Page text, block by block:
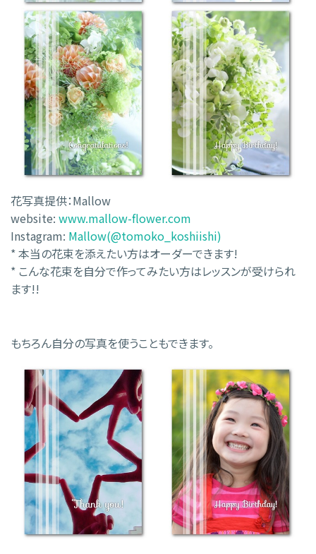
花写真提供：Mallow
website: www.mallow-flower.com
Instagram: Mallow(@tomoko_koshiishi)
* 本当の花束を添えたい方はオーダーできます!
* こんな花束を自分で作ってみたい方はレッスンが受けられ
ます!!
もちろん自分の写真を使うこともできます。